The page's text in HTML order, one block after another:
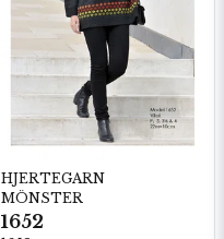
HJERTEGARN
MÖNSTER
1652